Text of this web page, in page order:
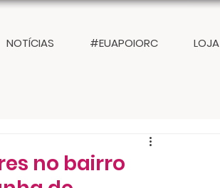
NOTÍCIAS #EUAPOIORC LOJA
no bairro